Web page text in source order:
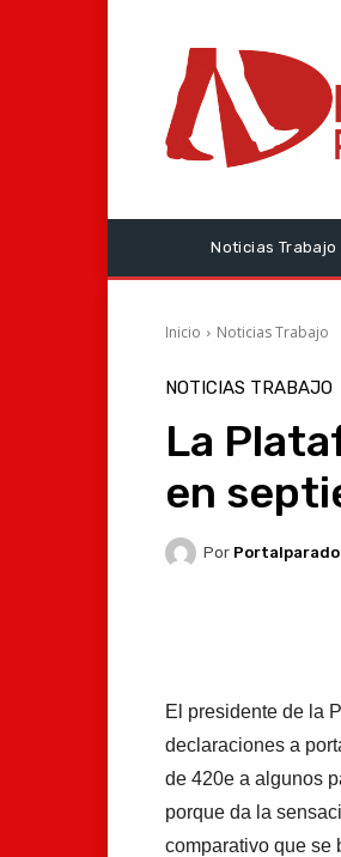
Noticias Trabajo
Inicio Noticias Trabajo
NOTICIAS TRABAJO
La
en
Por
El presidente de la
declaraciones a
de 420e a algunos
porque da la
comparativo que se